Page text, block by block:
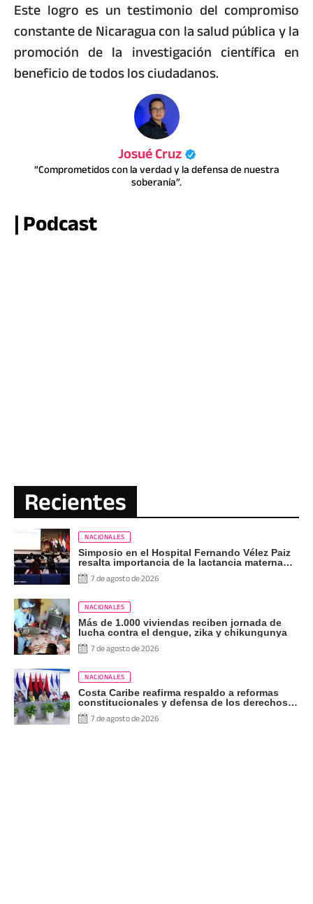
Este logro es un testimonio del compromiso
constante de Nicaragua con la salud pública y la
promoción de la investigación científica en
beneficio de todos los ciudadanos.
Josué Cruz
“Comprometidos con la verdad y la defensa de nuestra
soberanía”.
| Podcast
Recientes
NACIONALES
Simposio en el Hospital Fernando Vélez Paiz
resalta importancia de la lactancia materna
exclusiva
7 de agosto de 2026
NACIONALES
Más de 1.000 viviendas reciben jornada de
lucha contra el dengue, zika y chikungunya
7 de agosto de 2026
NACIONALES
Costa Caribe reafirma respaldo a reformas
constitucionales y defensa de los derechos
del pueblo
7 de agosto de 2026